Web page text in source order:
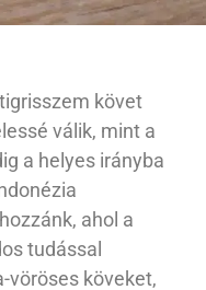
követ
válik, mint a
a helyes irányba
ahol a
tudással
vöröses köveket,